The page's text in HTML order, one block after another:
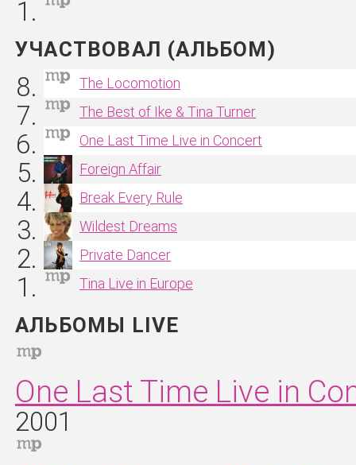
УЧАСТВОВАЛ (АЛЬБОМ)
The Locomotion
The Best of Ike & Tina Turner
One Last Time Live in Concert
Foreign Affair
Break Every Rule
Wildest Dreams
Private Dancer
Tina Live in Europe
АЛЬБОМЫ LIVE
One Last Time Live in
2001